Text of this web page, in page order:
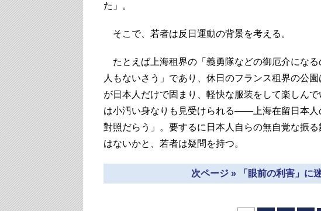
た」。
そこで、若者は反日運動の背景を考える。
たとえば上海租界の「義勇隊などの御厄介にな
人もないさう」であり、休日のフランス租界の公
が日本人だけで固まり、軽快な服装をして楽しん
は小汚い身なりも見受けられる――上海在留日本人
對照だらう」。要するに日本人自らの無自覚な振
はないかと、若者は疑問を持つ。
次ページ » 「眼前の利害」に